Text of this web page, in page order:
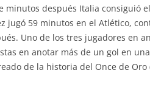
minutos después Italia consiguió
59 minutos en el Atlético,
Uno de los tres jugadores en
en anotar más de un gol en
de la historia del Once de